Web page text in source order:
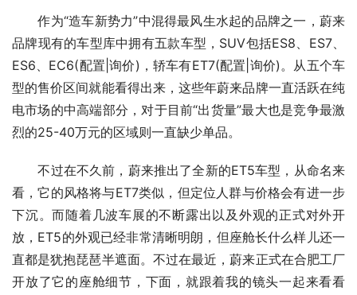
作为“造车新势力”中混得最风生水起的品牌之一，蔚来
品牌现有的车型库中拥有五款车型，SUV包括ES8、ES7、
ES6、EC6(配置|询价)，轿车有ET7(配置|询价)。从五个车
型的售价区间就能看得出来，这些年蔚来品牌一直活跃在纯
电市场的中高端部分，对于目前“出货量”最大也是竞争最激
烈的25-40万元的区域则一直缺少单品。
不过在不久前，蔚来推出了全新的ET5车型，从命名来
看，它的风格将与ET7类似，但定位人群与价格会有进一步
下沉。而随着几波车展的不断露出以及外观的正式对外开
放，ET5的外观已经非常清晰明朗，但座舱长什么样儿还一
直都是犹抱琵琶半遮面。不过在最近，蔚来正式在合肥工厂
开放了它的座舱细节，下面，就跟着我的镜头一起来看看